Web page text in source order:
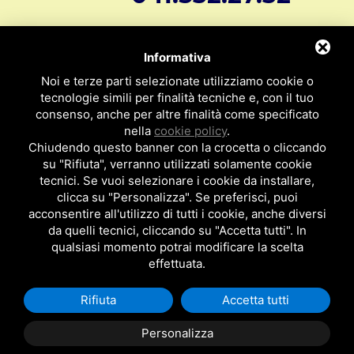
- Tensione di alimentazione: 220V tramite
alimentatore compreso
60° C.
- Struttura in robusto metallo antivandalo
- APP per configurazione abilitazioni
- IN PRONTA CONSEGNA -
Per ulteriori informazioni su questo
apriporta di controllo accessi, clicca
suI link:
editorcms/file/ApripSubWifi-
Web.pdf
I nostri apriporta di controllo accessi sono molto
info@svar1951.it
Supporto Tecnico Clienti: assistenza@svar1951.it
Fax: 041 532.73.01
Indirizzo: S.V.A.R. - Via Cappuccina n° 181 - 30172 Mestre VE
ITALY
P.I : 01971310279
ISCRIZIONE R.E.A. N. 189009
Per essere contattato da un nostro
rappresentante clicca qui
Privacy Policy | Cookie Policy
Posizionamento Sitiby TopsuiMotori
Informativa
Noi e terze parti selezionate utilizziamo cookie o
tecnologie simili per finalità tecniche e, con il tuo
consenso, anche per altre finalità come specificato
nella cookie policy.
Chiudendo questo banner con la crocetta o cliccando
su "Rifiuta", verranno utilizzati solamente cookie
tecnici. Se vuoi selezionare i cookie da installare,
clicca su "Personalizza". Se preferisci, puoi
acconsentire all'utilizzo di tutti i cookie, anche diversi
da quelli tecnici, cliccando su "Accetta tutti". In
qualsiasi momento potrai modificare la scelta
effettuata.
Personalizza
Rifiuta Accetta tutti